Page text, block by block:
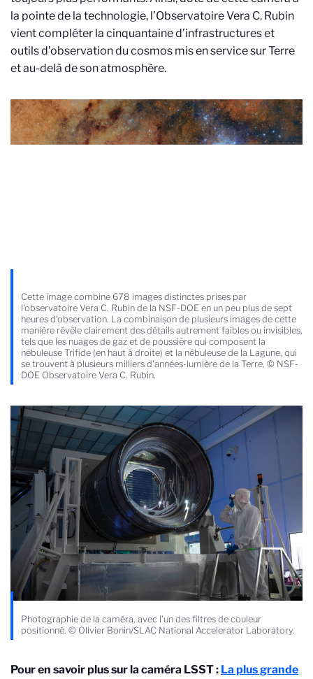
la pointe de la technologie, l’Observatoire Vera C. Rubin
vient compléter la cinquantaine d’infrastructures et
outils d’observation du cosmos mis en service sur Terre
et au-delà de son atmosphère.
Cette image combine 678 images distinctes prises par
l'observatoire Vera C. Rubin de la NSF-DOE en un peu plus de sept
heures d'observation. La combinaison de plusieurs images de cette
manière révèle clairement des détails autrement faibles ou invisibles,
tels que les nuages de gaz et de poussière qui composent la
nébuleuse Trifide (en haut à droite) et la nébuleuse de la Lagune, qui
se trouvent à plusieurs milliers d'années-lumière de la Terre. © NSF-
DOE Observatoire Vera C. Rubin.
Photographie de la caméra, avec l’un des filtres de couleur
positionné. © Olivier Bonin/SLAC National Accelerator Laboratory.
Pour en savoir plus sur la caméra LSST : La plus grande